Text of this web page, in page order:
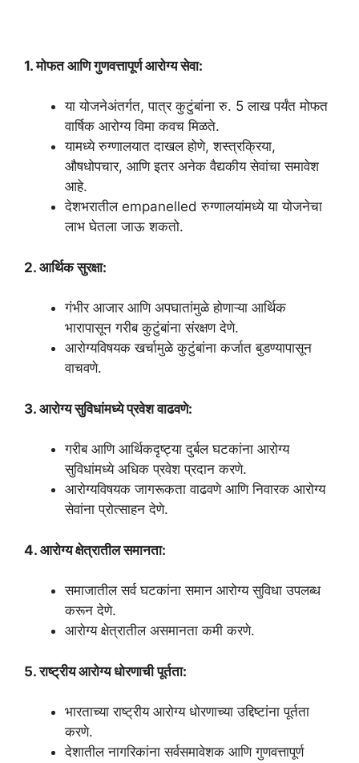
1. मोफत आणि गुणवत्तापूर्ण आरोग्य सेवा:
या योजनेअंतर्गत, पात्र कुटुंबांना रु. 5 लाख पर्यंत मोफत
वार्षिक आरोग्य विमा कवच मिळते.
यामध्ये रुग्णालयात दाखल होणे, शस्त्रक्रिया,
औषधोपचार, आणि इतर अनेक वैद्यकीय सेवांचा समावेश
आहे.
देशभरातील empanelled रुग्णालयांमध्ये या योजनेचा
लाभ घेतला जाऊ शकतो.
2. आर्थिक सुरक्षा:
गंभीर आजार आणि अपघातांमुळे होणाऱ्या आर्थिक
भारापासून गरीब कुटुंबांना संरक्षण देणे.
आरोग्यविषयक खर्चामुळे कुटुंबांना कर्जात बुडण्यापासून
वाचवणे.
3. आरोग्य सुविधांमध्ये प्रवेश वाढवणे:
गरीब आणि आर्थिकदृष्ट्या दुर्बल घटकांना आरोग्य
सुविधांमध्ये अधिक प्रवेश प्रदान करणे.
आरोग्यविषयक जागरूकता वाढवणे आणि निवारक आरोग्य
सेवांना प्रोत्साहन देणे.
4. आरोग्य क्षेत्रातील समानता:
समाजातील सर्व घटकांना समान आरोग्य सुविधा उपलब्ध
करून देणे.
आरोग्य क्षेत्रातील असमानता कमी करणे.
5. राष्ट्रीय आरोग्य धोरणाची पूर्तता:
भारताच्या राष्ट्रीय आरोग्य धोरणाच्या उद्दिष्टांना पूर्तता
करणे.
देशातील नागरिकांना सर्वसमावेशक आणि गुणवत्तापूर्ण